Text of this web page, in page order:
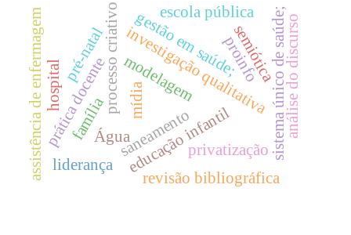
investigação qualitativa
saneamento sistema único de saúde;
educação infantil
revisão bibliográfica
processo criativomodelagem
privatização
Água análise do discurso
gestão em saúde;
mídia
proinfo
escola pública
prática docente
assistência de enfermagem liderança
hospital semiótica
pré-natal
família